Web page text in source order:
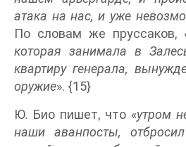
атака на нас, и уже
По словам же пруссаков,
которая занимала в
квартиру генерала,
оружие». {15}
Ю. Био пишет, что «утром
наши аванпосты,